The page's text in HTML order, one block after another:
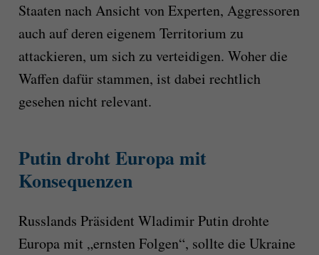
Staaten nach Ansicht von Experten, Aggressoren
auch auf deren eigenem Territorium zu
attackieren, um sich zu verteidigen. Woher die
Waffen dafür stammen, ist dabei rechtlich
gesehen nicht relevant.
Putin droht Europa mit
Konsequenzen
Russlands Präsident Wladimir Putin drohte
Europa mit „ernsten Folgen“, sollte die Ukraine